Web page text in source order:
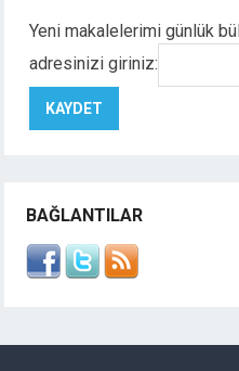
Yeni makalelerimi günlük
adresinizi giriniz:
BAĞLANTILAR